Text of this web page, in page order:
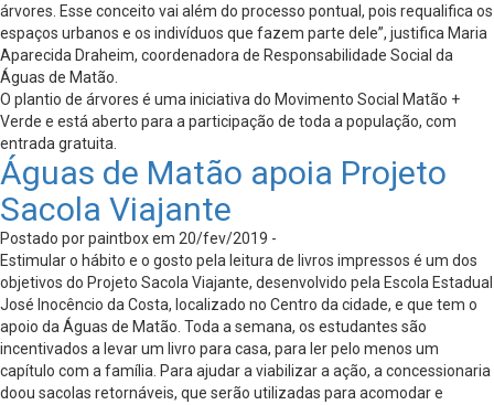
árvores. Esse conceito vai além do processo pontual, pois requalifica os
espaços urbanos e os indivíduos que fazem parte dele”, justifica Maria
Aparecida Draheim, coordenadora de Responsabilidade Social da
Águas de Matão.
O plantio de árvores é uma iniciativa do Movimento Social Matão +
Verde e está aberto para a participação de toda a população, com
entrada gratuita.
Águas de Matão apoia Projeto
Sacola Viajante
Postado por paintbox em 20/fev/2019 -
Estimular o hábito e o gosto pela leitura de livros impressos é um dos
objetivos do Projeto Sacola Viajante, desenvolvido pela Escola Estadual
José Inocêncio da Costa, localizado no Centro da cidade, e que tem o
apoio da Águas de Matão. Toda a semana, os estudantes são
incentivados a levar um livro para casa, para ler pelo menos um
capítulo com a família. Para ajudar a viabilizar a ação, a concessionaria
doou sacolas retornáveis, que serão utilizadas para acomodar e